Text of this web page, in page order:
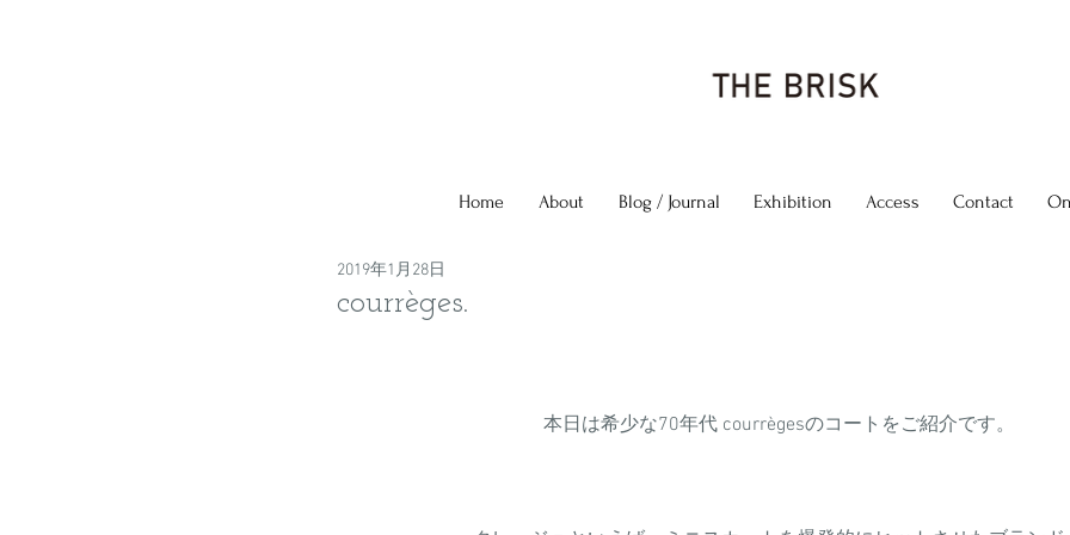
Home About Blog / Journal Exhibition Access Contact
courrèges.
2019年1月28日
本日は希少な70年代 courrègesのコートをご紹介です。